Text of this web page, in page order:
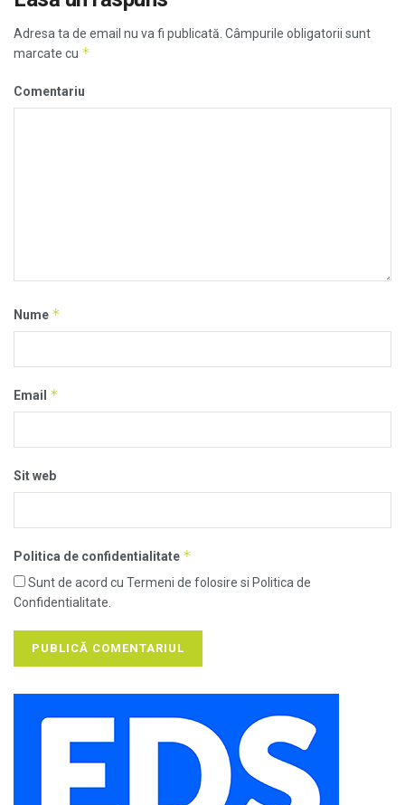
Adresa ta de email nu va fi publicată. Câmpurile obligatorii sunt
marcate cu *
Comentariu
Nume *
Email *
Sit web
Politica de confidentialitate *
Sunt de acord cu Termeni de folosire si Politica de
Confidentialitate.